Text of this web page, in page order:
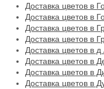
Доставка цветов в
Доставка цветов в
Доставка цветов в
Доставка цветов в
Доставка цветов в
Доставка цветов в
Доставка цветов в
Доставка цветов в